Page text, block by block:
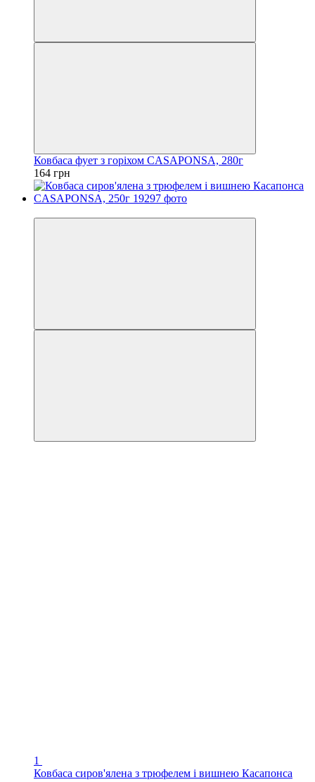
Ковбаса фует з горіхом CASAPONSA, 280г
164 грн
1
Ковбаса сиров'ялена з трюфелем і вишнею Касапонса